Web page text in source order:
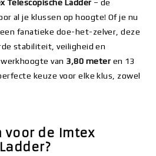
Telescopische Ladder – de
al je klussen op hoogte! Of je nu
fanatieke doe-het-zelver, deze
stabiliteit, veiligheid en
van 3,80 meter en 13
keuze voor elke klus, zowel
voor de Imtex